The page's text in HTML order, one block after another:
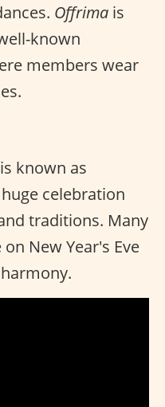
Offrima is
known
members wear
is known as
celebration
traditions. Many
New Year's Eve